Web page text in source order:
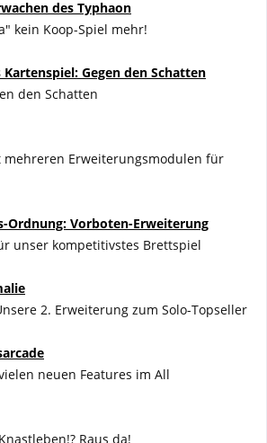
des Typhaon
kein Koop-Spiel mehr!
Kartenspiel: Gegen den Schatten
den Schatten
mehreren Erweiterungsmodulen für
Ordnung: Vorboten-Erweiterung
unser kompetitivstes Brettspiel
2. Erweiterung zum Solo-Topseller
neuen Features im All
Raus da!